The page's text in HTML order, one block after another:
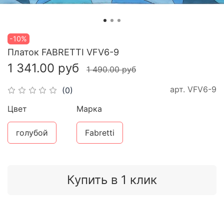
-10%
(0) арт. VFV6-9
Платок FABRETTI VFV6-9
1 341.00 руб 1 490.00 руб
Купить в 1 клик
Цвет
голубой
Марка
Fabretti